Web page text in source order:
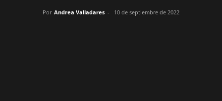
Por Andrea Valladares - 10 de septiembre de 2022